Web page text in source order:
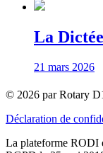
La
21 mars 2026
© 2026 par Rotary
Déclaration de
La plateforme RODI